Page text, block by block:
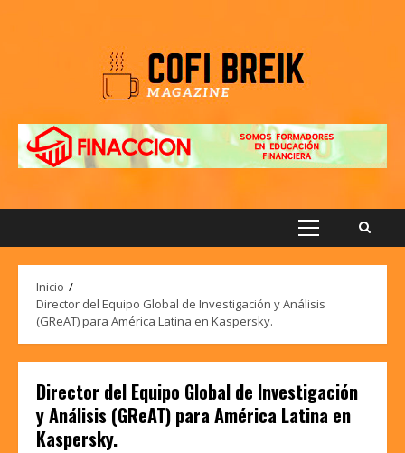
Menú
Inicio
Director del Equipo Global de Investigación y Análisis
(GReAT) para América Latina en Kaspersky.
Director del Equipo Global de Investigación
y Análisis (GReAT) para América Latina en
Kaspersky.